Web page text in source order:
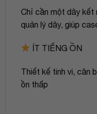
Chỉ cần một dây kết
quản lý dây, giúp
ÍT TIẾNG ỒN
Thiết kế tinh vi, cân
ồn thấp